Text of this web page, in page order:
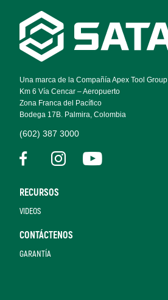
Footer
Navigation
Una marca de la Compañía Apex Tool Group
Km 6 Vía Cencar – Aeropuerto
Zona Franca del Pacífico
Bodega 17B. Palmira, Colombia
(602) 387 3000
RECURSOS
VIDEOS
CONTÁCTENOS
GARANTÍA